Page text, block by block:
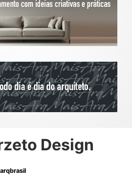
Design
arqbrasil